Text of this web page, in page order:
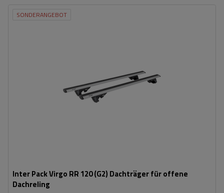
SONDERANGEBOT
Inter Pack Virgo RR 120 (G2) Dachträger für offene
Dachreling